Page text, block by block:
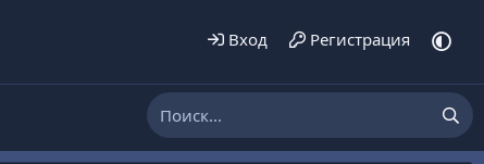
Вход Регистрация